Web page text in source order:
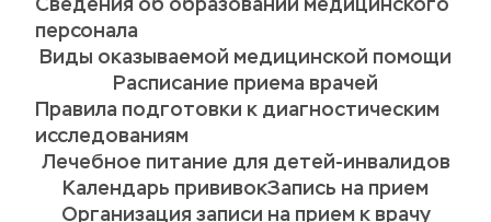
персонала
Виды оказываемой медицинской помощи
Расписание приема врачей
Правила подготовки к диагностическим
исследованиям
Лечебное питание для детей-инвалидов
Календарь прививокЗапись на прием
Организация записи на прием к врачу